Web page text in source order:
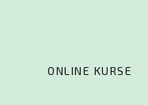
ONLINE KURSE